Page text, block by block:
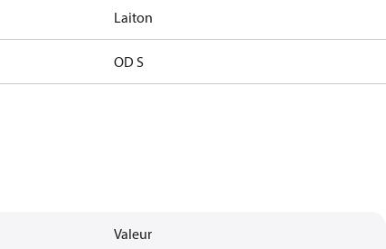
Laiton
OD S
Valeur